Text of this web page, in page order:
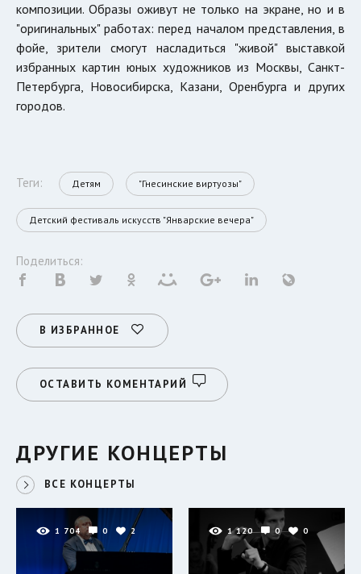
композиции. Образы оживут не только на экране, но и в
"оригинальных" работах: перед началом представления, в
фойе, зрители смогут насладиться "живой" выставкой
избранных картин юных художников из Москвы, Санкт-
Петербурга, Новосибирска, Казани, Оренбурга и других
городов.
Теги: Детям "Гнесинские виртуозы"
Детский фестиваль искусств "Январские вечера"
Поделиться:
В ИЗБРАННОЕ
ОСТАВИТЬ КОМЕНТАРИЙ
ДРУГИЕ КОНЦЕРТЫ
ВСЕ КОНЦЕРТЫ
1 704 0 2 1 120 0 0